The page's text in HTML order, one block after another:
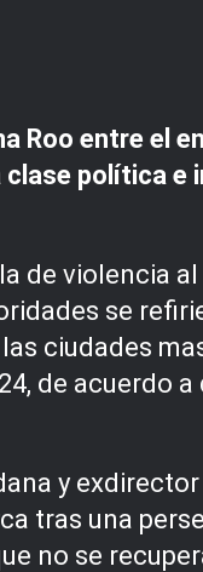
Roo entre el
política e
de violencia al
se
ciudades
de acuerdo a
y
tras una
no se